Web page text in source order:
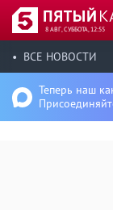
8 АВГ, СУББОТА, 12:55
ВСЕ НОВОСТИ
Теперь наш